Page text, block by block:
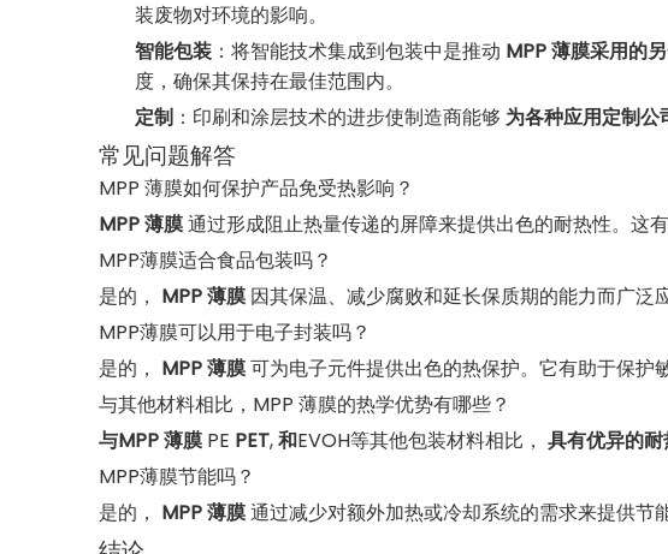
装废物对环境的影响。
智能包装 ：将智能技术集成到包装中是推动 MPP 薄膜采用的
度，确保其保持在最佳范围内。
定制 ：印刷和涂层技术的进步使制造商能够 为各种应用定制公
常见问题解答
MPP 薄膜如何保护产品免受热影响？
MPP 薄膜通过形成阻止热量传递的屏障来提供出色的耐热性。这
MPP薄膜适合食品包装吗？
是的， MPP 薄膜 因其保温、减少腐败和延长保质期的能力而广泛
MPP薄膜可以用于电子封装吗？
是的， MPP 薄膜可为电子元件提供出色的热保护。它有助于保护
与其他材料相比，MPP 薄膜的热学优势有哪些？
与MPP 薄膜 PE PET,和EVOH等其他包装材料相比， 具有优异的
MPP薄膜节能吗？
是的， MPP 薄膜通过减少对额外加热或冷却系统的需求来提供节